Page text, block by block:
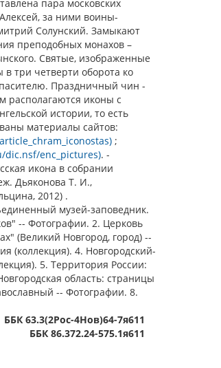
пара московских
за ними воины-
Солунский. Замыкают
преподобных монахов –
Святые, изображенные
три четверти оборота ко
Праздничный чин -
располагаются иконы с
истории, то есть
материалы сайтов:
;
enc_pictures). -
икона в собрании
Дьяконова Т. И.,
2012) .
музей-заповедник.
-- Фотографии. 2. Церковь
(Великий Новгород, город) --
(коллекция). 4. Новгородский-
5. Территория России:
область: страницы
-- Фотографии. 8.
ББК 63.3(2Рос-4Нов)64-7я611
ББК 86.372.24-575.1я611